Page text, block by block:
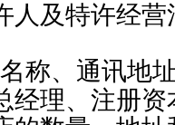
及特许经营
名称、通讯地
经理、注册